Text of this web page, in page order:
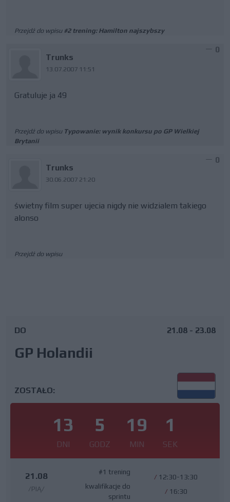
Przejdź do wpisu #2 trening: Hamilton najszybszy
Trunks
13.07.2007 11:51
0
Gratuluje ja 49
Przejdź do wpisu Typowanie: wynik konkursu po GP Wielkiej
Brytanii
Trunks
30.06.2007 21:20
0
świetny film super ujecia nigdy nie widzialem takiego
alonso
Przejdź do wpisu
DO
GP Holandii
21.08 - 23.08
ZOSTAŁO:
13
DNI
5
GODZ
19
MIN
1
SEK
21.08
/PIĄ/
#1 trening
kwalifikacje do
sprintu
/ 12:30-13:30
/ 16:30